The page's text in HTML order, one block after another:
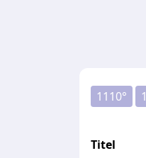
1110° 1
Titel